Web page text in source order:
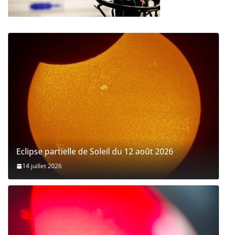
Eclipse partielle de Soleil du 12 août 2026
14 juillet 2026